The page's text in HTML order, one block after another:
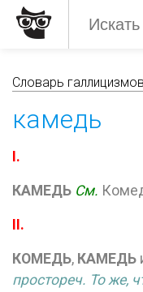
Словарь
камедь
I.
КАМЕДЬ См.
II.
КОМЕДЬ, КАМЕДЬ
простореч. То же,